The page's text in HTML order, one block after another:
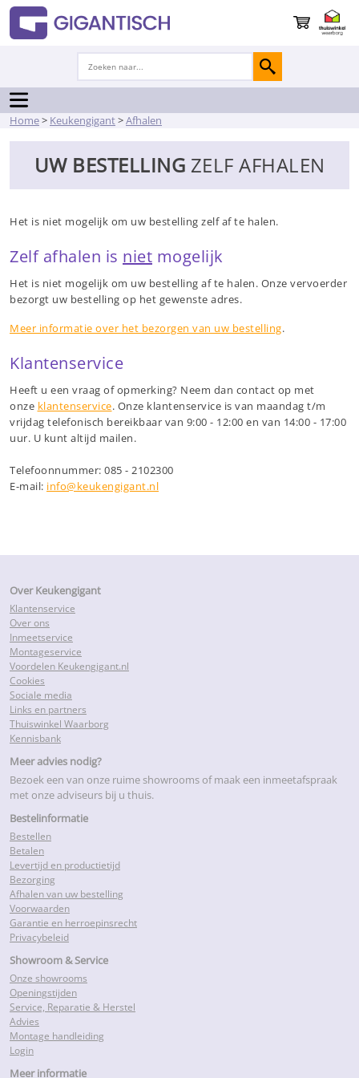
Home> Keukengigant>Afhalen
UW BESTELLING ZELF AFHALEN
Het is niet mogelijk om uw bestelling zelf af te halen.
Zelf afhalen is niet mogelijk
Het is niet mogelijk om uw bestelling af te halen. Onze vervoerder
bezorgt uw bestelling op het gewenste adres.
Meer informatie over het bezorgen van uw bestelling.
Klantenservice
Heeft u een vraag of opmerking? Neem dan contact op met
onze klantenservice. Onze klantenservice is van maandag t/m
vrijdag telefonisch bereikbaar van 9:00 - 12:00 en van 14:00 - 17:00
uur. U kunt altijd mailen.
Telefoonnummer: 085 - 2102300
E-mail: info@keukengigant.nl
Over Keukengigant
Klantenservice
Over ons
Inmeetservice
Montageservice
Voordelen Keukengigant.nl
Cookies
Sociale media
Links en partners
Thuiswinkel Waarborg
Kennisbank
Meer advies nodig?
Bezoek een van onze ruime showrooms of maak een inmeetafspraak
met onze adviseurs bij u thuis.
Bestelinformatie
Bestellen
Betalen
Levertijd en productietijd
Bezorging
Afhalen van uw bestelling
Voorwaarden
Garantie en herroepinsrecht
Privacybeleid
Showroom & Service
Onze showrooms
Openingstijden
Service, Reparatie & Herstel
Advies
Montage handleiding
Login
Meer informatie